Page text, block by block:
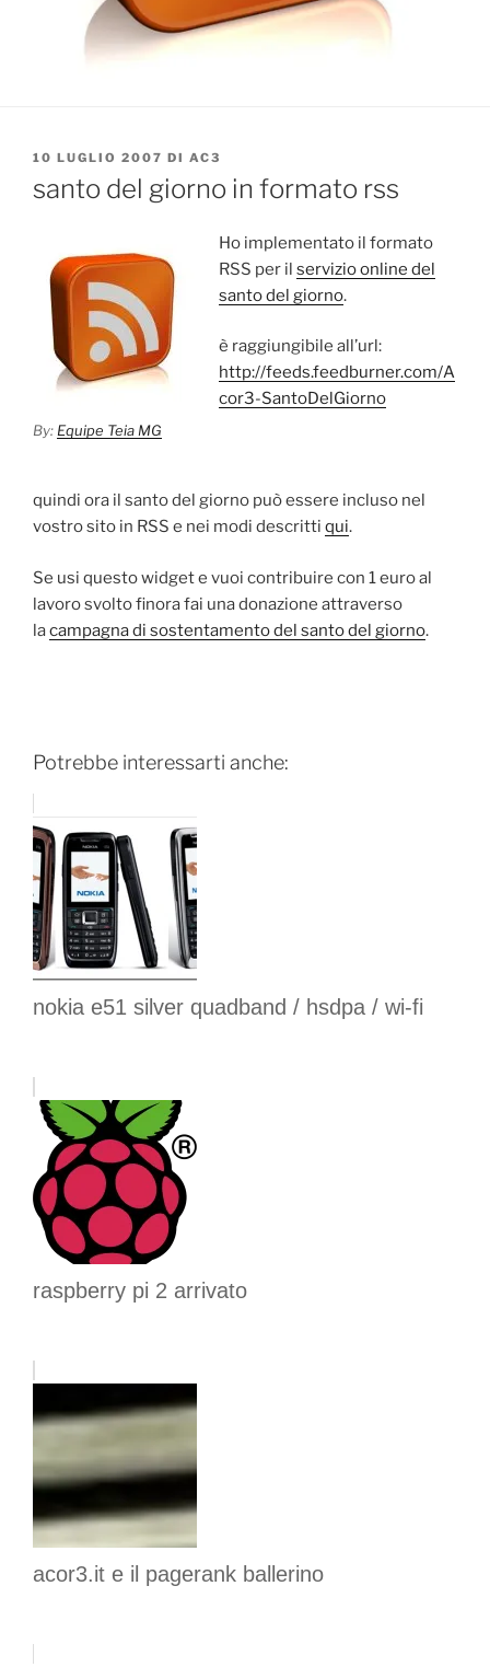
PUBBLICATO
10 LUGLIO 2007 DI AC3
santo del giorno in formato rss
By:Equipe Teia MG
Ho implementato il formato
RSS per il servizio online del
santo del giorno.
è raggiungibile all’url:
http://feeds.feedburner.com/A
cor3-SantoDelGiorno
quindi ora il santo del giorno può essere incluso nel
vostro sito in RSS e nei modi descritti qui.
Se usi questo widget e vuoi contribuire con 1 euro al
lavoro svolto finora fai una donazione attraverso
lacampagna di sostentamento del santo del giorno.
Potrebbe interessarti anche:
nokia e51 silver quadband / hsdpa / wi-fi
raspberry pi 2 arrivato
acor3.it e il pagerank ballerino